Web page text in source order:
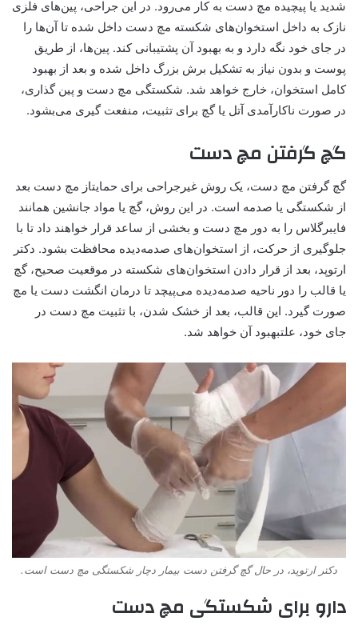
شدید یا پیچیده مچ دست به کار می‌رود. در این جراحی، پین‌های فلزی
نازک به داخل استخوان‌های شکسته مچ دست داخل شده تا آن‌ها را
در جای خود نگه دارد و به بهبود آن پشتیبانی کند. پین‌ها، از طریق
پوست و بدون نیاز به تشکیل برش بزرگ داخل شده و بعد از بهبود
کامل استخوان، خارج خواهد شد. شکستگی مچ دست و پین‌ گذاری،
در صورت ناکارآمدی آتل یا گچ برای تثبیت، منفعت گیری می‌بشود.
گچ گرفتن مچ دست
گچ گرفتن مچ دست، یک روش غیرجراحی برای حمایتاز مچ دست بعد
از شکستگی یا صدمه است. در این روش، گچ یا مواد جانشین همانند
فایبرگلاس را به دور مچ دست و بخشی از ساعد قرار خواهند داد تا با
جلوگیری از حرکت، از استخوان‌های صدمه‌دیده محافظت بشود. دکتر
ارتوپد، بعد از قرار دادن استخوان‌های شکسته در موقعیت صحیح، گچ
یا قالب را دور ناحیه صدمه‌دیده می‌پیچد تا درمان انگشت دست یا مچ
صورت گیرد. این قالب، بعد از خشک شدن، با تثبیت مچ دست در
جای خود، علتبهبود آن خواهد شد.
دکتر ارتوپد، در حال گچ گرفتن دست بیمار دچار شکستگی مچ دست است.
دارو برای شکستگی مچ دست